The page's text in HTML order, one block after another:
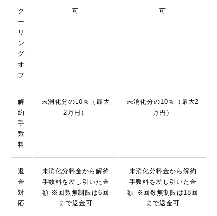
ク
ー
リ
ン
グ
オ
フ
可 可
解
約
手
数
料
未消化分の10％（最大
2万円）
未消化分の10％（最大2
万円）
返
金
対
応
未消化分料金から解約
手数料を差し引いた金
額 ※回数無制限は6回
まで返金可
未消化分料金から解約
手数料を差し引いた金
額 ※回数無制限は18回
まで返金可